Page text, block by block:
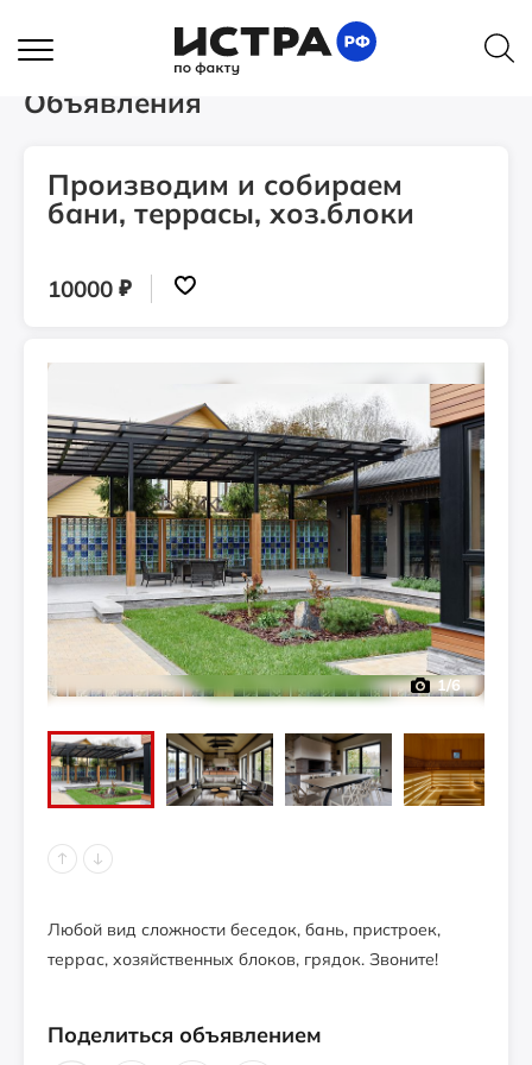
Главная
Объявления
Производим и собираем бани, террасы, хоз.блоки
Объявления
Производим и собираем
бани, террасы, хоз.блоки
10000 ₽
1/6
Любой вид сложности беседок, бань, пристроек,
террас, хозяйственных блоков, грядок. Звоните!
Поделиться объявлением
Добрая Пасека приглашает вас на